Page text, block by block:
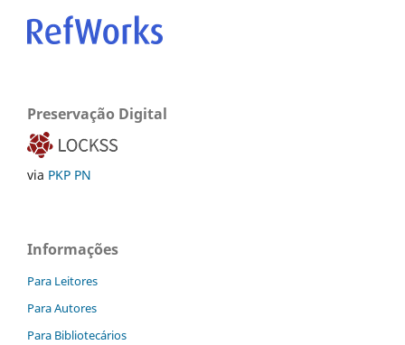
Preservação Digital
via PKP PN
Informações
Para Leitores
Para Autores
Para Bibliotecários